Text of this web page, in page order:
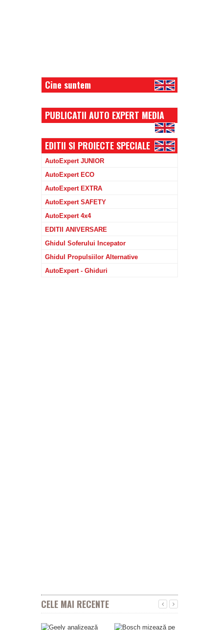
Cine suntem
PUBLICATII AUTO EXPERT MEDIA
EDITII SI PROIECTE SPECIALE
AutoExpert JUNIOR
AutoExpert ECO
AutoExpert EXTRA
AutoExpert SAFETY
AutoExpert 4x4
EDITII ANIVERSARE
Ghidul Soferului Incepator
Ghidul Propulsiilor Alternative
AutoExpert - Ghiduri
CELE MAI RECENTE